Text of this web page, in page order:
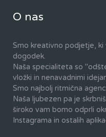
O nas
Smo kreativno podjetje,
dogodek.
Naša specialiteta so
vložki in nenavadnimi
Smo najbolj ritmična
Naša ljubezen pa je
široko vam bomo odprli
Instagrama in ostalih